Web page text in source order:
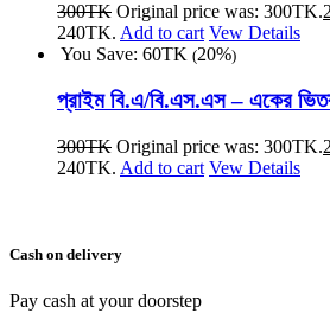
300TK Original price was: 300TK.
240TK. Add to cart Vew Details
You Save: 60TK (20%)
প্রাইম বি.এ/বি.এস.এস – একের ভিতর
300TK Original price was: 300TK.
240TK. Add to cart Vew Details
Cash on delivery
Pay cash at your doorstep